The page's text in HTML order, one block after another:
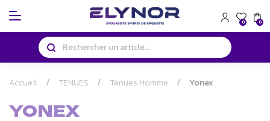
Panneau de gestion des cookies
0 0
Accueil TENUES Tenues Homme Yonex
YONEX